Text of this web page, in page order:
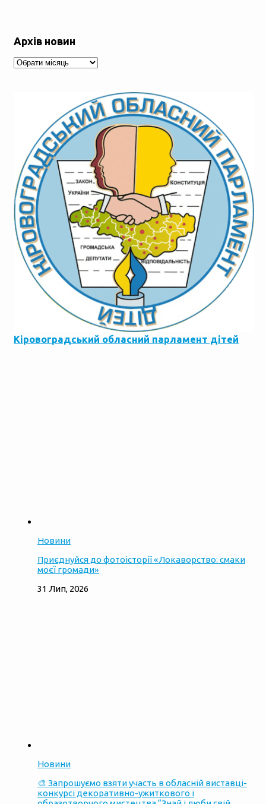
Архів новин
Архів
новин
Кіровоградський обласний парламент дітей
Новини
Приєднуйся до фотоісторії «Локаворство: смаки
моєї громади»
31 Лип, 2026
Новини
🎨 Запрошуємо взяти участь в обласній виставці-
конкурсі декоративно-ужиткового і